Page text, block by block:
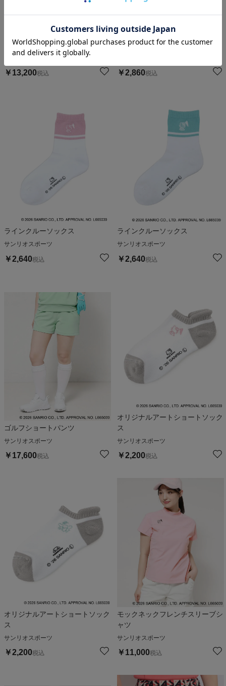
裾ロゴリブモックネックカットソ
￥ 13,200税込
バックリボンクルーソックス
￥2,860税込
ラインクルーソックス
サンリオスポーツ
￥2,640税込
ラインクルーソックス
サンリオスポーツ
￥2,640税込
ゴルフショートパンツ
サンリオスポーツ
￥ 17,600税込
オリジナルアートショートソック
ス
サンリオスポーツ
￥2,200税込
オリジナルアートショートソック
ス
サンリオスポーツ
￥2,200税込
モックネックフレンチスリーブシ
ャツ
サンリオスポーツ
￥ 11,000税込